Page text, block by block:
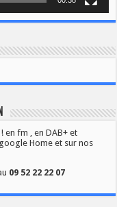
en fm , en DAB+ et
Home et sur nos
09 52 22 22 07